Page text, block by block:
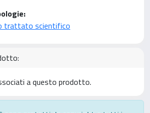
trattato scientifico
a questo prodotto.